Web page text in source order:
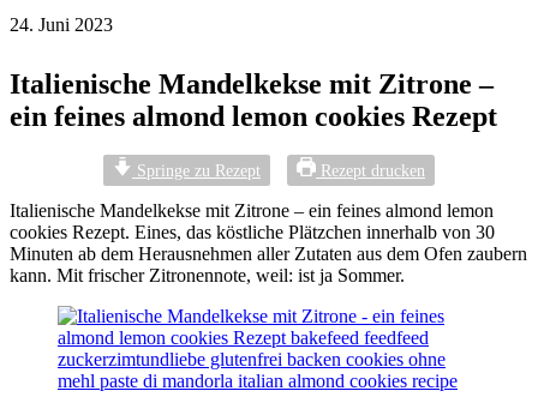
24. Juni 2023
Italienische Mandelkekse mit Zitrone –
ein feines almond lemon cookies Rezept
Springe zu Rezept Rezept drucken
Italienische Mandelkekse mit Zitrone – ein feines almond lemon
cookies Rezept. Eines, das köstliche Plätzchen innerhalb von 30
Minuten ab dem Herausnehmen aller Zutaten aus dem Ofen zaubern
kann. Mit frischer Zitronennote, weil: ist ja Sommer.